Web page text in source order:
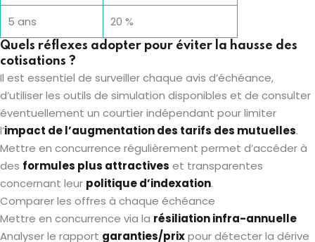
5 ans 20 %
Quels réflexes adopter pour éviter la hausse des
cotisations ?
Il est essentiel de surveiller chaque avis d’échéance,
d’utiliser les outils de simulation disponibles et de consulter
éventuellement un courtier indépendant pour limiter
l’impact de l’augmentation des tarifs des mutuelles.
Mettre en concurrence régulièrement permet d’accéder à
des formules plus attractives et transparentes
concernant leur politique d’indexation.
Comparer les offres à chaque échéance
Mettre en concurrence via la résiliation infra-annuelle
Analyser le rapport garanties/prixpour détecter la dérive